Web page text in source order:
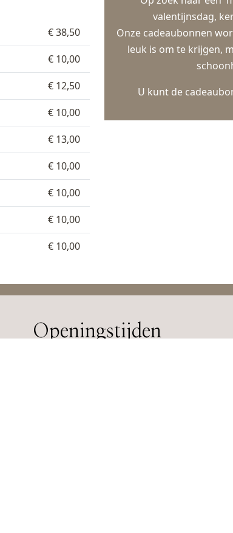
€ 38,50
€ 10,00
€ 12,50
€ 10,00
€ 13,00
€ 10,00
€ 10,00
€ 10,00
€ 10,00
valentijnsdag,
Onze cadeaubonnen
leuk is om te krijgen,
U kunt de
Openingstijden